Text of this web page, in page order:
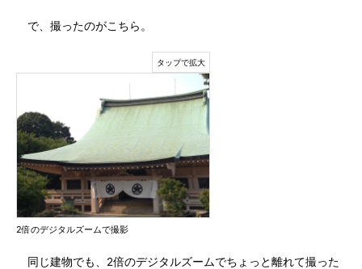
で、撮ったのがこちら。
2倍のデジタルズームで撮影
同じ建物でも、2倍のデジタルズームでちょっと離れて撮った